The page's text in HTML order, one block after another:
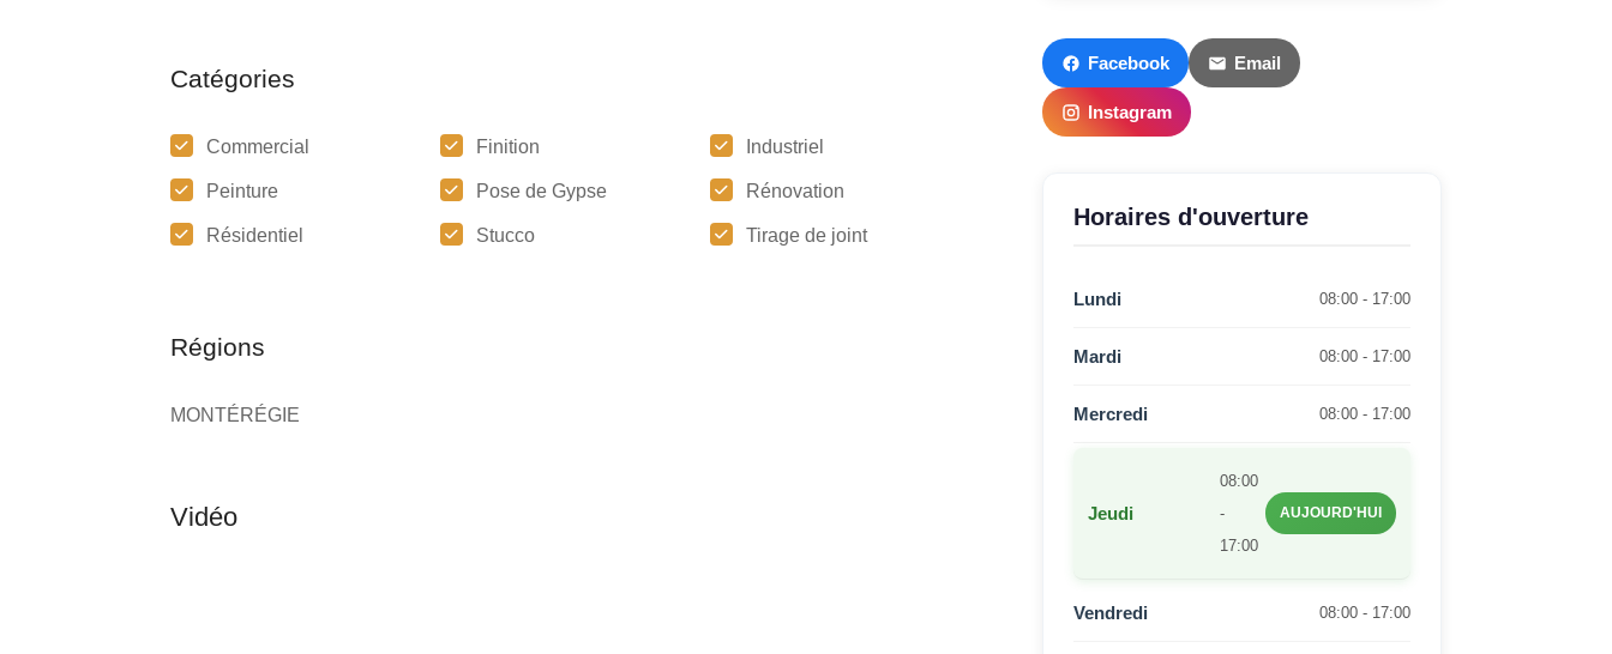
Catégories
Commercial Finition Industriel
Peinture Pose de Gypse Rénovation
Résidentiel Stucco Tirage de joint
Régions
MONTÉRÉGIE
Facebook Email
Instagram
Horaires d'ouverture
Lundi 08:00 - 17:00
Mardi 08:00 - 17:00
Mercredi 08:00 - 17:00
Jeudi
08:00
-
17:00
AUJOURD'HUI
Vendredi 08:00 - 17:00